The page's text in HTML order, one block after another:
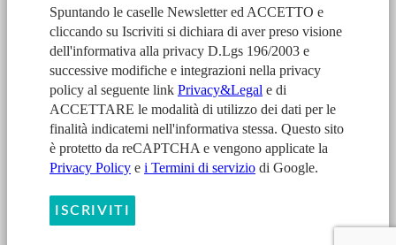
Spuntando le caselle Newsletter ed ACCETTO e
cliccando su Iscriviti si dichiara di aver preso visione
dell'informativa alla privacy D.Lgs 196/2003 e
successive modifiche e integrazioni nella privacy
policy al seguente link Privacy&Legal e di
ACCETTARE le modalità di utilizzo dei dati per le
finalità indicatemi nell'informativa stessa. Questo sito
è protetto da reCAPTCHA e vengono applicate la
Privacy Policy e i Termini di servizio di Google.